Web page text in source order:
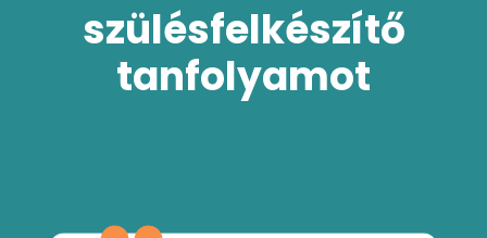
szülésfelkészítő
tanfolyamot